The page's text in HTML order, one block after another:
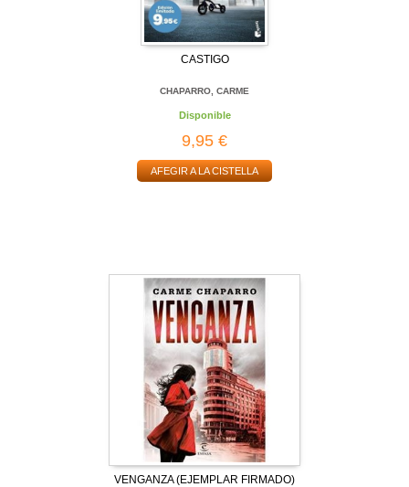
CASTIGO
CHAPARRO, CARME
Disponible
9,95 €
AFEGIR A LA CISTELLA
VENGANZA (EJEMPLAR FIRMADO)